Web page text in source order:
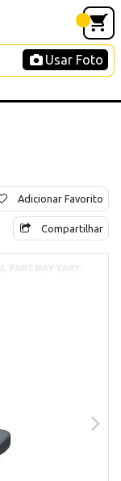
Usar Foto
Adicionar Favorito
Compartilhar